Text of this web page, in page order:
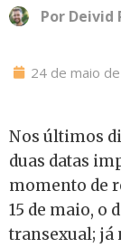
Por Deivid
24 de maio
Nos últimos
duas datas
momento de
15 de maio, o
transexual; já